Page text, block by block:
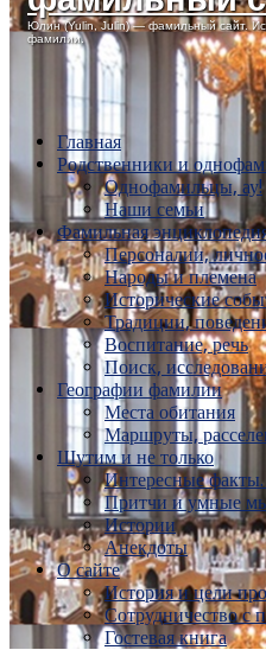
Юлин (Yulin, Julin) — фамильный сайт.
фамилии.
Главная
Родственники и
Однофамильцы, ау!
Наши семьи
Фамильная
Персоналии,
Народы и племена
Исторические
Традиции,
Воспитание, речь
Поиск,
Географии фамилии
Места обитания
Маршруты,
Шутим и не только
Интересные
Притчи и умные
Истории
Анекдоты
О сайте
История и цели
Сотрудничество с
Гостевая книга